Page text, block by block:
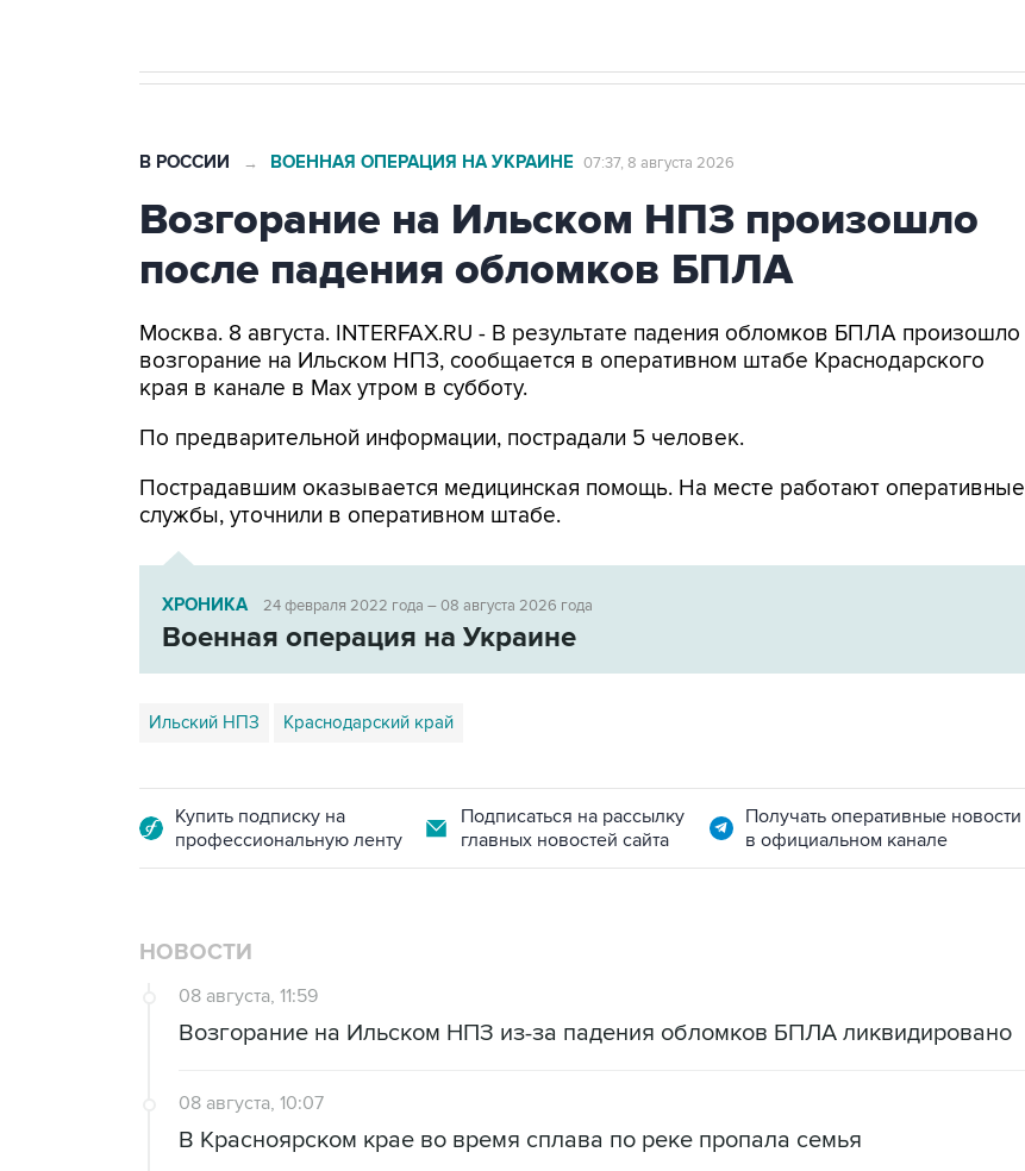
В РОССИИ → ВОЕННАЯ ОПЕРАЦИЯ НА УКРАИНЕ 07:37, 8 августа 2026
Возгорание на Ильском НПЗ произошло
после падения обломков БПЛА
Москва. 8 августа. INTERFAX.RU - В результате падения обломков БПЛА произошло
возгорание на Ильском НПЗ, сообщается в оперативном штабе Краснодарского
края в канале в Max утром в субботу.
По предварительной информации, пострадали 5 человек.
Пострадавшим оказывается медицинская помощь. На месте работают оперативные
службы, уточнили в оперативном штабе.
ХРОНИКА 24 февраля 2022 года – 08 августа 2026 года
Военная операция на Украине
Ильский НПЗ Краснодарский край
Купить подписку на
профессиональную ленту
Подписаться на рассылку
главных новостей сайта
Получать оперативные новости
в официальном канале
НОВОСТИ
08 августа, 11:59
Возгорание на Ильском НПЗ из-за падения обломков БПЛА ликвидировано
08 августа, 10:07
В Красноярском крае во время сплава по реке пропала семья